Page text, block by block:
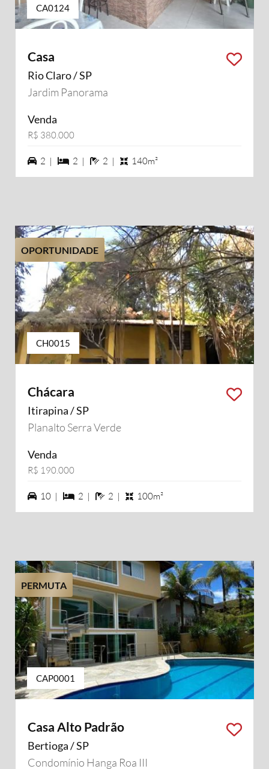
CA0124
Casa
Rio Claro / SP
Jardim Panorama
Venda
R$ 380.000
2 vagas na garagem
2 | 2 dormiórios
2 | 2 banheiros
2 | 140m²
OPORTUNIDADE
CH0015
Chácara
Itirapina / SP
Planalto Serra Verde
Venda
R$ 190.000
10 vagas na garagem
10 | 2 dormiórios
2 | 2 banheiros
2 | 100m²
PERMUTA
CAP0001
Casa Alto Padrão
Bertioga / SP
Condomínio Hanga Roa III